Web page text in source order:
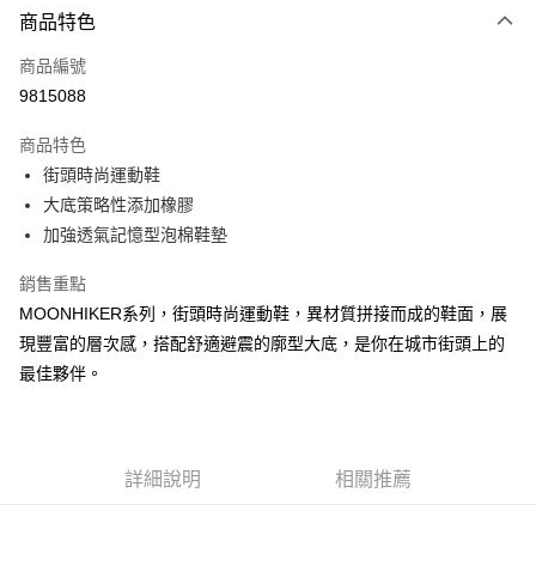
信用卡一次付款
超商取貨付款
運送方式
全家取貨付款
每筆NT$60，滿NT$1,000(含以上)免運費
每筆NT$60，滿NT$1,000(含以上)免運費
宅配
每筆NT$80，滿NT$1,000(含以上)免運費
商品特色
商品編號
9815088
商品特色
街頭時尚運動鞋
大底策略性添加橡膠
加強透氣記憶型泡棉鞋墊
銷售重點
MOONHIKER系列，街頭時尚運動鞋，異材質拼接而成的鞋面，展
現豐富的層次感，搭配舒適避震的廓型大底，是你在城市街頭上的
最佳夥伴。
詳細說明 相關推薦